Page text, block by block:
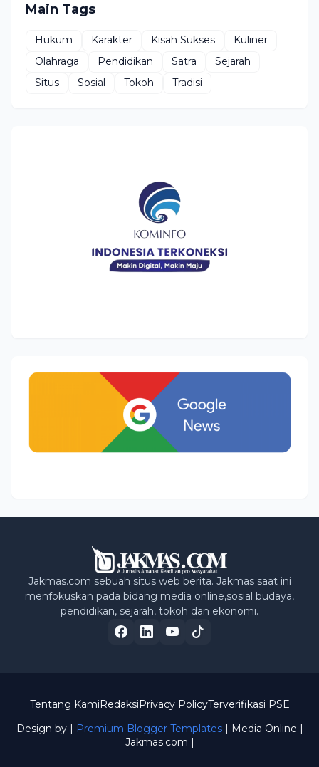
Main Tags
Hukum Karakter Kisah Sukses
Kuliner
Olahraga
Pendidikan Satra
Sejarah
Situs
Sosial Tokoh Tradisi
Jakmas.com sebuah situs web berita. Jakmas saat ini
menfokuskan pada bidang media online,sosial budaya,
pendidikan, sejarah, tokoh dan ekonomi.
Design by | Premium Blogger Templates| Media Online |
Jakmas.com |
Tentang KamiRedaksiPrivacy PolicyTerverifikasi PSE